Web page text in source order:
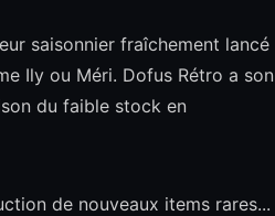
saisonnier fraîchement lancé
Ily ou Méri. Dofus Rétro a son
du faible stock en
de nouveaux items rares...